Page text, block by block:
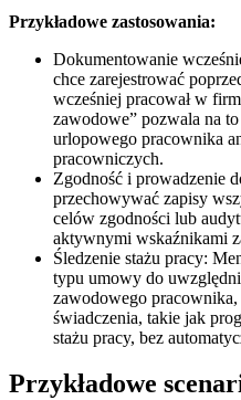
Przykładowe zastosowania:
Dokumentowanie
chce zarejestrować
wcześniej pracował w
zawodowe” pozwala na
urlopowego pracownika
pracowniczych.
Zgodność i prowadzenie
przechowywać zapisy
celów zgodności lub
aktywnymi wskaźnikami
Śledzenie stażu pracy:
typu umowy do
zawodowego
świadczenia, takie jak
stażu pracy, bez
Przykładowe